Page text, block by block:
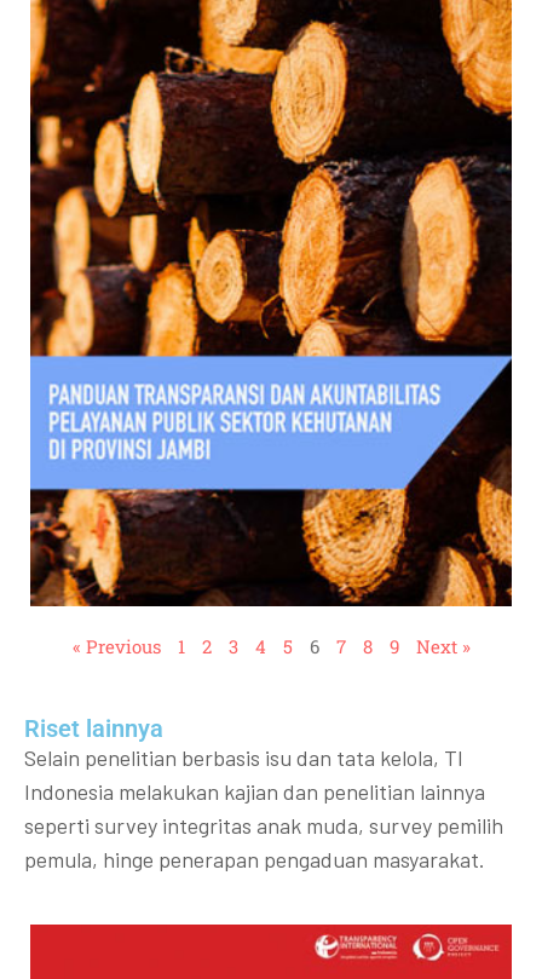
« Previous 1 2 3 4 5 6 7 8 9 Next »
Riset lainnya​​
Selain penelitian berbasis isu dan tata kelola, TI
Indonesia melakukan kajian dan penelitian lainnya
seperti survey integritas anak muda, survey pemilih
pemula, hinge penerapan pengaduan masyarakat.